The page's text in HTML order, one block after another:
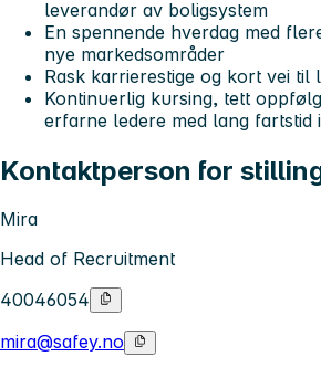
leverandør av boligsystem
En spennende hverdag med
nye markedsområder
Rask karrierestige og kort vei til
Kontinuerlig kursing, tett
erfarne ledere med lang fartstid
Kontaktperson for
Mira
Head of Recruitment
40046054
mira@safey.no